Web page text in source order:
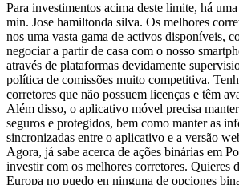
Para investimentos acima deste limite, há
min. Jose hamiltonda silva. Os melhores
nos uma vasta gama de activos disponíveis,
negociar a partir de casa com o nosso
através de plataformas devidamente
política de comissões muito competitiva.
corretores que não possuem licenças e têm
Além disso, o aplicativo móvel precisa
seguros e protegidos, bem como manter as
sincronizadas entre o aplicativo e a versão
Agora, já sabe acerca de ações binárias em
investir com os melhores corretores. Quieres
Europa no puedo en ninguna de opciones